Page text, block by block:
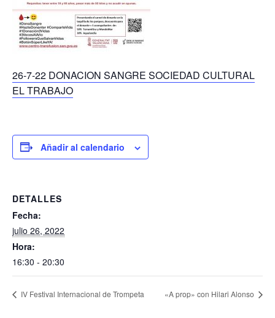
26-7-22 DONACION SANGRE SOCIEDAD CULTURAL
EL TRABAJO
Añadir al calendario
DETALLES
Fecha:
julio 26, 2022
Hora:
16:30 - 20:30
IV Festival Internacional de Trompeta «A prop» con Hilari Alonso